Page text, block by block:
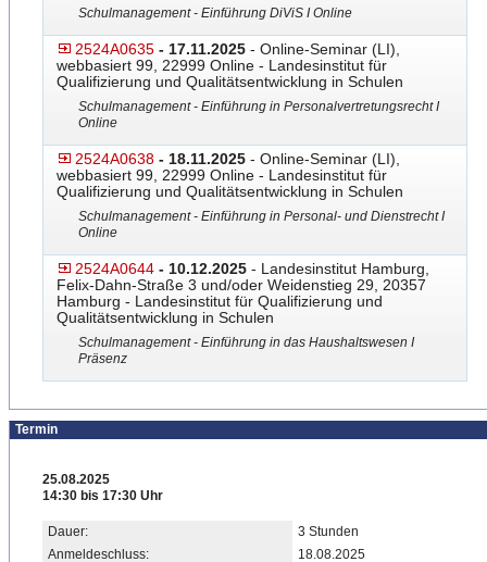
Schulmanagement - Einführung DiViS I Online
2524A0635 - 17.11.2025 - Online-Seminar (LI),
webbasiert 99, 22999 Online - Landesinstitut für
Qualifizierung und Qualitätsentwicklung in Schulen
Schulmanagement - Einführung in Personalvertretungsrecht I
Online
2524A0638 - 18.11.2025 - Online-Seminar (LI),
webbasiert 99, 22999 Online - Landesinstitut für
Qualifizierung und Qualitätsentwicklung in Schulen
Schulmanagement - Einführung in Personal- und Dienstrecht I
Online
2524A0644 - 10.12.2025 - Landesinstitut Hamburg,
Felix-Dahn-Straße 3 und/oder Weidenstieg 29, 20357
Hamburg - Landesinstitut für Qualifizierung und
Qualitätsentwicklung in Schulen
Schulmanagement - Einführung in das Haushaltswesen I
Präsenz
Termin
25.08.2025
14:30 bis 17:30 Uhr
Dauer:
3 Stunden
Anmeldeschluss:
18.08.2025